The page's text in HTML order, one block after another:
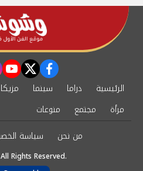
facebook
الرئيسية دراما سينما مزيكا
مرأة
مجتمع
منوعات
من نحن
سياسة
Rights Reserved.